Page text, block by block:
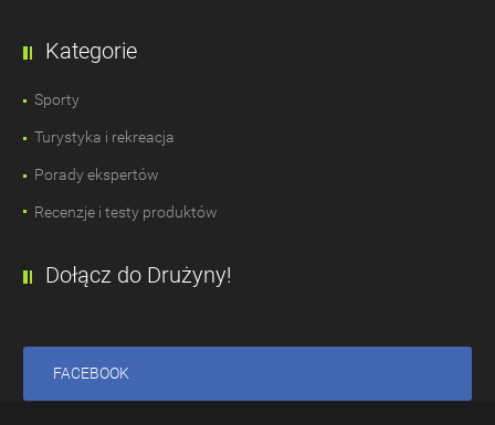
Kategorie
Sporty
Turystyka i rekreacja
Porady ekspertów
Recenzje i testy produktów
Dołącz do Drużyny!
FACEBOOK